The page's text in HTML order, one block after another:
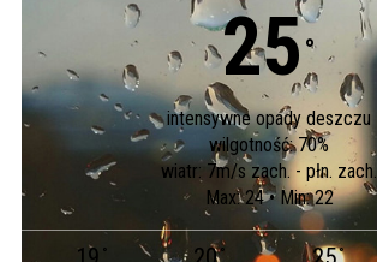
25°
intensywne opady deszczu
wilgotność: 70%
wiatr: 7m/s zach. - płn. zach.
Max: 24 • Min: 22
° ° °